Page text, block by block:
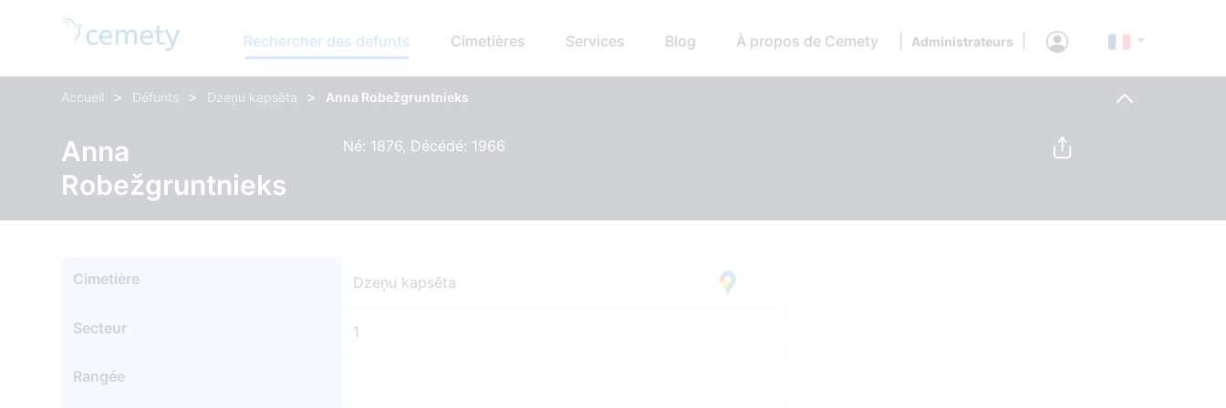
Rechercher des défunts Cimetières Services Blog À propos de Cemety Administrateurs
Accueil > Défunts > Dzeņu kapsēta > Anna Robežgruntnieks
Anna
Robežgruntnieks
Né: 1876, Décédé: 1966
Cimetière Dzeņu kapsēta
Secteur 1
Rangée